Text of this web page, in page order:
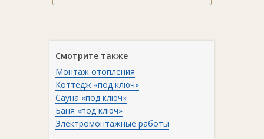
Смотрите также
Монтаж отопления
Коттедж «под ключ»
Сауна «под ключ»
Баня «под ключ»
Электромонтажные работы